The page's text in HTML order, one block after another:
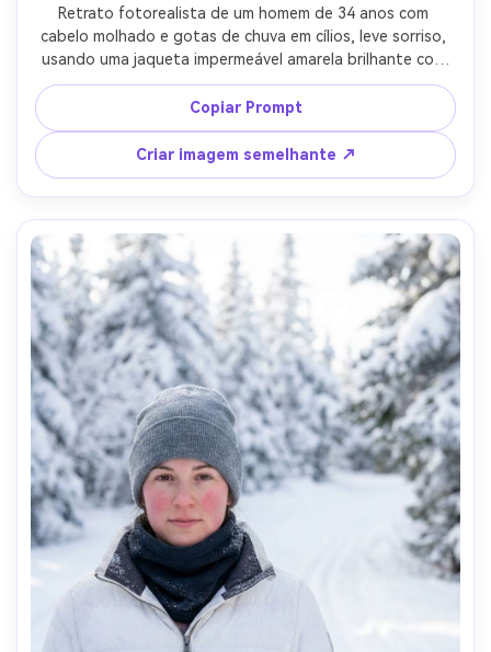
Retrato fotorealista de um homem de 34 anos com
cabelo molhado e gotas de chuva em cílios, leve sorriso,
usando uma jaqueta impermeável amarela brilhante com
contas de água, trilha de floresta tropical embaçada
atrás, luz ambiente chuvosa fresca com destaques
suaves, Canon EOS R6 Mark II, 50mm f/1.4,
enquadramento de close-up, sensação documental
íntima, textura natural da pele, detalhe preciso do tecido
molhado, olhos afiados, alta resolução-AR 4:5
Copiar Prompt
Criar imagem semelhante ↗